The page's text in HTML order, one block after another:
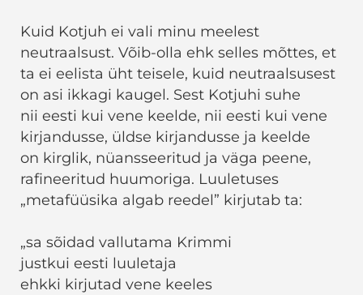
Kuid Kotjuh ei vali minu meelest
neutraalsust. Võib-olla ehk selles mõttes, et
ta ei eelista üht teisele, kuid neutraalsusest
on asi ikkagi kaugel. Sest Kotjuhi suhe
nii eesti kui vene keelde, nii eesti kui vene
kirjandusse, üldse kirjandusse ja keelde
on kirglik, nüansseeritud ja väga peene,
rafineeritud huumoriga. Luuletuses
„metafüüsika algab reedel” kirjutab ta:
„sa sõidad vallutama Krimmi
justkui eesti luuletaja
ehkki kirjutad vene keeles